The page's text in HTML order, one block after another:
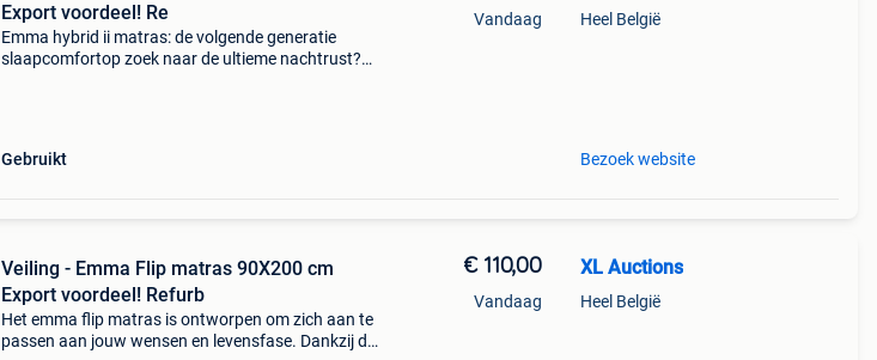
Export voordeel! Re
Emma hybrid ii matras: de volgende generatie
slaapcomfortop zoek naar de ultieme nachtrust?
Gebruikt
Vandaag Heel België
Bezoek website
Veiling - Emma Flip matras 90X200 cm
Export voordeel! Refurb
Het emma flip matras is ontworpen om zich aan te
passen aan jouw wensen en levensfase. Dankzij de
€ 110,00
Vandaag
XL Auctions
Heel België